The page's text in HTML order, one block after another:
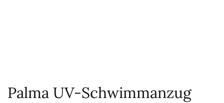
Palma UV-Schwimmanzug